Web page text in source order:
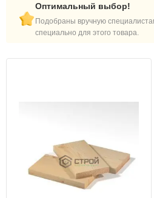
Оптимальный выбор!
Подобраны вручную
специально для этого товара.